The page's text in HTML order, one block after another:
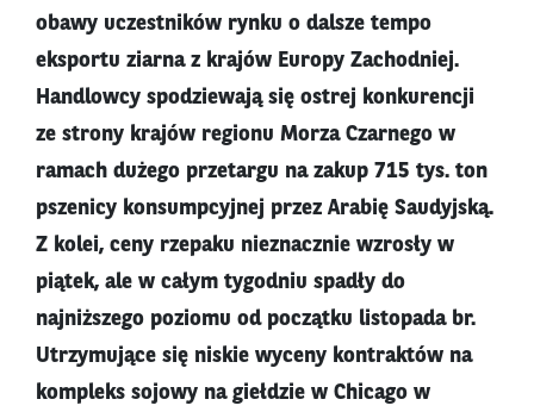
obawy uczestników rynku o dalsze tempo
eksportu ziarna z krajów Europy Zachodniej.
Handlowcy spodziewają się ostrej konkurencji
ze strony krajów regionu Morza Czarnego w
ramach dużego przetargu na zakup 715 tys. ton
pszenicy konsumpcyjnej przez Arabię Saudyjską.
Z kolei, ceny rzepaku nieznacznie wzrosły w
piątek, ale w całym tygodniu spadły do
najniższego poziomu od początku listopada br.
Utrzymujące się niskie wyceny kontraktów na
kompleks sojowy na giełdzie w Chicago w